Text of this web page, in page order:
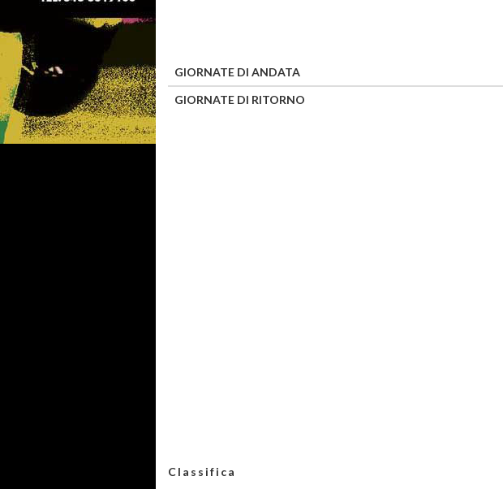
GIORNATE DI ANDATA
GIORNATE DI RITORNO
Classifica